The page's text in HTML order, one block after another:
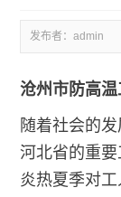
发布者：admin
沧州市防高
随着社会的
河北省的重
炎热夏季对